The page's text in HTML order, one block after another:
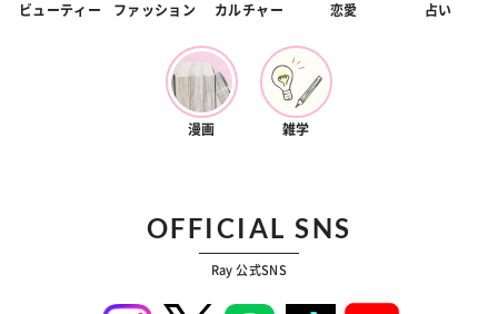
ビューティー ファッション カルチャー 恋愛 占い
漫画 雑学
OFFICIAL SNS
Ray 公式SNS